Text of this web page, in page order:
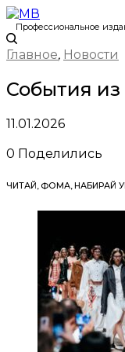
Профессиональное
Главное, Новости
События из
11.01.2026
0 Поделились
ЧИТАЙ, ФОМА, НАБИРАЙ